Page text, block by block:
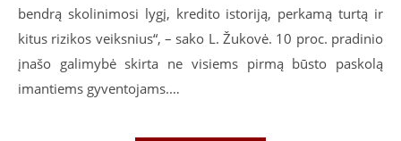
bendrą skolinimosi lygį, kredito istoriją, perkamą turtą ir
kitus rizikos veiksnius“, – sako L. Žukovė. 10 proc. pradinio
įnašo galimybė skirta ne visiems pirmą būsto paskolą
imantiems gyventojams.…